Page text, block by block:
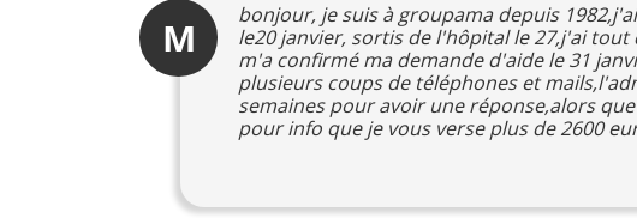
M
bonjour, je suis à groupama depuis
le20 janvier, sortis de l'hôpital le 27,j'ai
m'a confirmé ma demande d'aide le 31
plusieurs coups de téléphones et
semaines pour avoir une réponse,alors
pour info que je vous verse plus de 2600